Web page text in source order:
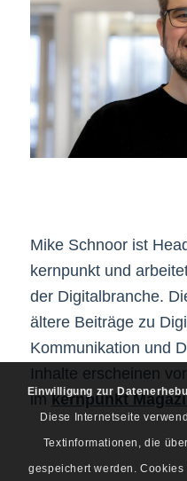
Mike Schnoor ist
kernpunkt und
der Digitalbranche.
ältere Beiträge zu
Kommunikation und
Inhalte erscheinen
imkernpunkt
Einwilligung zur
Diese Internetseite
Textinformationen, die
gespeichert werden.